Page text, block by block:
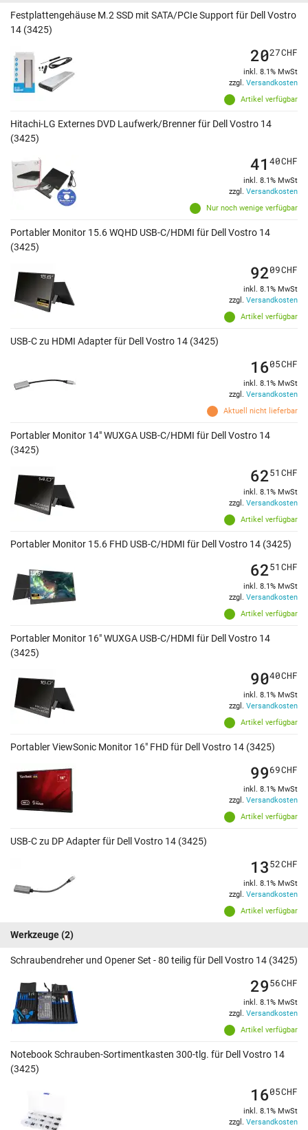
Festplattengehäuse M.2 SSD mit SATA/PCIe Support für Dell Vostro
14 (3425)
Artikel verfügbar
2027CHF
inkl. 8.1% MwSt
zzgl. Versandkosten
Hitachi-LG Externes DVD Laufwerk/Brenner für Dell Vostro 14
(3425)
Nur noch wenige verfügbar
41 40CHF
inkl. 8.1% MwSt
zzgl. Versandkosten
Portabler Monitor 15.6 WQHD USB-C/HDMI für Dell Vostro 14
(3425)
Artikel verfügbar
9209CHF
inkl. 8.1% MwSt
zzgl. Versandkosten
USB-C zu HDMI Adapter für Dell Vostro 14 (3425)
Aktuell nicht lieferbar
1605CHF
inkl. 8.1% MwSt
zzgl. Versandkosten
Portabler Monitor 14" WUXGA USB-C/HDMI für Dell Vostro 14
(3425)
Artikel verfügbar
6251 CHF
inkl. 8.1% MwSt
zzgl. Versandkosten
Portabler Monitor 15.6 FHD USB-C/HDMI für Dell Vostro 14 (3425)
Artikel verfügbar
6251 CHF
inkl. 8.1% MwSt
zzgl. Versandkosten
Portabler Monitor 16" WUXGA USB-C/HDMI für Dell Vostro 14
(3425)
Artikel verfügbar
9040CHF
inkl. 8.1% MwSt
zzgl. Versandkosten
Portabler ViewSonic Monitor 16" FHD für Dell Vostro 14 (3425)
Artikel verfügbar
9969CHF
inkl. 8.1% MwSt
zzgl. Versandkosten
USB-C zu DP Adapter für Dell Vostro 14 (3425)
Artikel verfügbar
1352CHF
inkl. 8.1% MwSt
zzgl. Versandkosten
Werkzeuge(2)
Schraubendreher und Opener Set - 80 teilig für Dell Vostro 14 (3425)
Artikel verfügbar
2956CHF
inkl. 8.1% MwSt
zzgl. Versandkosten
Notebook Schrauben-Sortimentkasten 300-tlg. für Dell Vostro 14
(3425)
1605CHF
inkl. 8.1% MwSt
zzgl. Versandkosten